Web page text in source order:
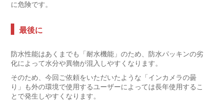
に危険です。
最後に
防水性能はあくまでも「耐水機能」のため、防水パッキンの劣
化によって水分や異物が混入しやすくなります。
そのため、今回ご依頼をいただいたような「インカメラの曇
り」も外の環境で使用するユーザーによっては長年使用するこ
とで発生しやすくなります。